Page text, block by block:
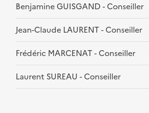
Benjamine GUISGAND - Conseiller
Jean-Claude LAURENT - Conseiller
Frédéric MARCENAT - Conseiller
Laurent SUREAU - Conseiller